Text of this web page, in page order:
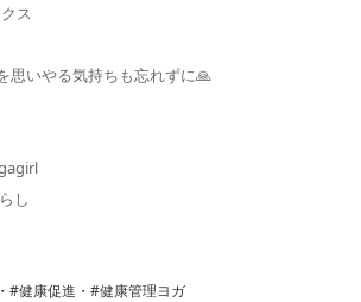
ス
思いやる気持ちも忘れずに🙏
し
#健康促進・#健康管理ヨガ